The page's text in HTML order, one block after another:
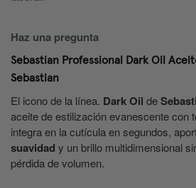
Haz una pregunta
Sebastian Professional Dark Oil
Sebastian
El icono de la línea. Dark Oil de
aceite de estilización evanescente con
integra en la cutícula en segundos,
suavidad y un brillo multidimensional
pérdida de volumen.